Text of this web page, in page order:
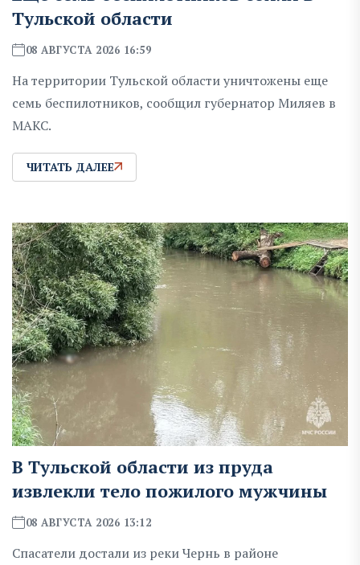
Тульской области
08 АВГУСТА 2026 16:59
На территории Тульской области уничтожены еще
семь беспилотников, сообщил губернатор Миляев в
MAKC.
ЧИТАТЬ ДАЛЕЕ
В Тульской области из пруда
извлекли тело пожилого мужчины
08 АВГУСТА 2026 13:12
Спасатели достали из реки Чернь в районе